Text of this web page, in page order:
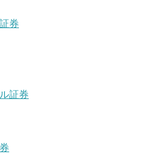
券
証券